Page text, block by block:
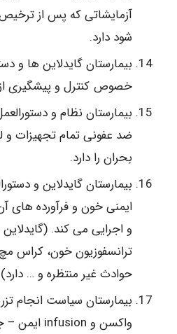
آزمایشاتی که پس از
شود دارد.
بیمارستان گایدلاین ها و
خصوص کنترل و پیشگیری
بیمارستان نظام و
ضد عفونی تمام تجهیزات
بحران را دارد.
بیمارستان گایدلاین و
ایمنی خون و فرآورده های
و اجرایی می کند.
ترانسفوزیون خون، کراس
حوادث غیر منتظره و … دارد)
بیمارستان سیاست انجام
واکسن و infusion ایمن – جراحی ایمن را دارد.